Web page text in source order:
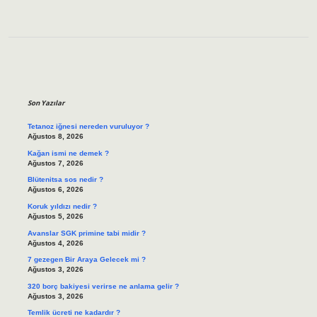
Son Yazılar
Tetanoz iğnesi nereden vuruluyor ?
Ağustos 8, 2026
Kağan ismi ne demek ?
Ağustos 7, 2026
Blütenitsa sos nedir ?
Ağustos 6, 2026
Koruk yıldızı nedir ?
Ağustos 5, 2026
Avanslar SGK primine tabi midir ?
Ağustos 4, 2026
7 gezegen Bir Araya Gelecek mi ?
Ağustos 3, 2026
320 borç bakiyesi verirse ne anlama gelir ?
Ağustos 3, 2026
Temlik ücreti ne kadardır ?